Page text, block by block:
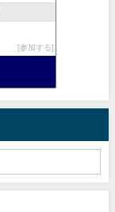
参加する